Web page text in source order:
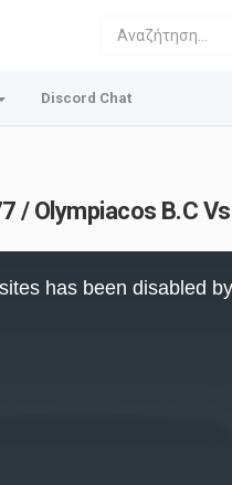
Discord Chat
/ Olympiacos B.C
has been disabled